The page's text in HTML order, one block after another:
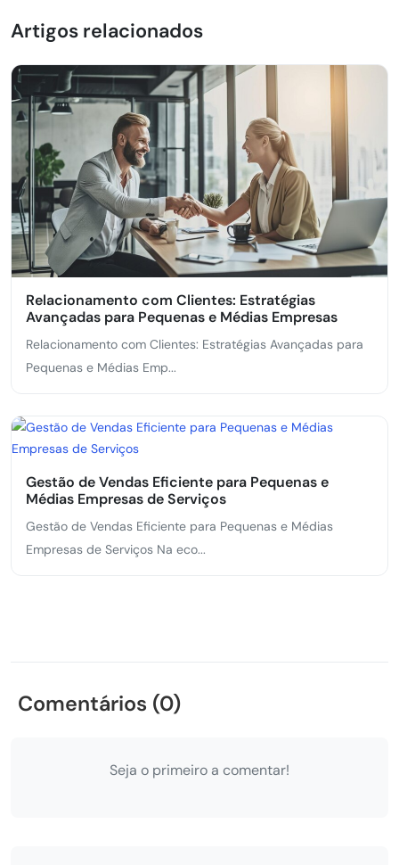
Artigos relacionados
Relacionamento com Clientes: Estratégias
Avançadas para Pequenas e Médias Empresas
Relacionamento com Clientes: Estratégias Avançadas para
Pequenas e Médias Emp...
Gestão de Vendas Eficiente para Pequenas e
Médias Empresas de Serviços
Gestão de Vendas Eficiente para Pequenas e Médias
Empresas de Serviços Na eco...
Comentários (0)
Seja o primeiro a comentar!